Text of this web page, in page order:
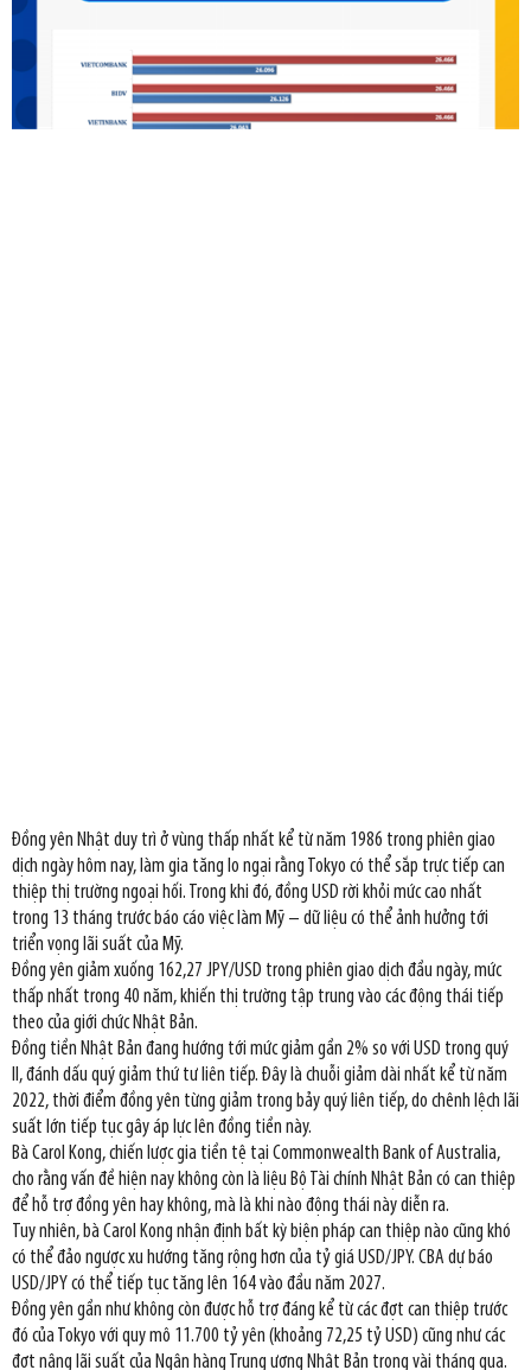
Đồng yên Nhật duy trì ở vùng thấp nhất kể từ năm 1986 trong phiên giao
dịch ngày hôm nay, làm gia tăng lo ngại rằng Tokyo có thể sắp trực tiếp can
thiệp thị trường ngoại hối. Trong khi đó, đồng USD rời khỏi mức cao nhất
trong 13 tháng trước báo cáo việc làm Mỹ – dữ liệu có thể ảnh hưởng tới
triển vọng lãi suất của Mỹ.
Đồng yên giảm xuống 162,27 JPY/USD trong phiên giao dịch đầu ngày, mức
thấp nhất trong 40 năm, khiến thị trường tập trung vào các động thái tiếp
theo của giới chức Nhật Bản.
Đồng tiền Nhật Bản đang hướng tới mức giảm gần 2% so với USD trong quý
II, đánh dấu quý giảm thứ tư liên tiếp. Đây là chuỗi giảm dài nhất kể từ năm
2022, thời điểm đồng yên từng giảm trong bảy quý liên tiếp, do chênh lệch lãi
suất lớn tiếp tục gây áp lực lên đồng tiền này.
Bà Carol Kong, chiến lược gia tiền tệ tại Commonwealth Bank of Australia,
cho rằng vấn đề hiện nay không còn là liệu Bộ Tài chính Nhật Bản có can thiệp
để hỗ trợ đồng yên hay không, mà là khi nào động thái này diễn ra.
Tuy nhiên, bà Carol Kong nhận định bất kỳ biện pháp can thiệp nào cũng khó
có thể đảo ngược xu hướng tăng rộng hơn của tỷ giá USD/JPY. CBA dự báo
USD/JPY có thể tiếp tục tăng lên 164 vào đầu năm 2027.
Đồng yên gần như không còn được hỗ trợ đáng kể từ các đợt can thiệp trước
đó của Tokyo với quy mô 11.700 tỷ yên (khoảng 72,25 tỷ USD) cũng như các
đợt nâng lãi suất của Ngân hàng Trung ương Nhật Bản trong vài tháng qua.